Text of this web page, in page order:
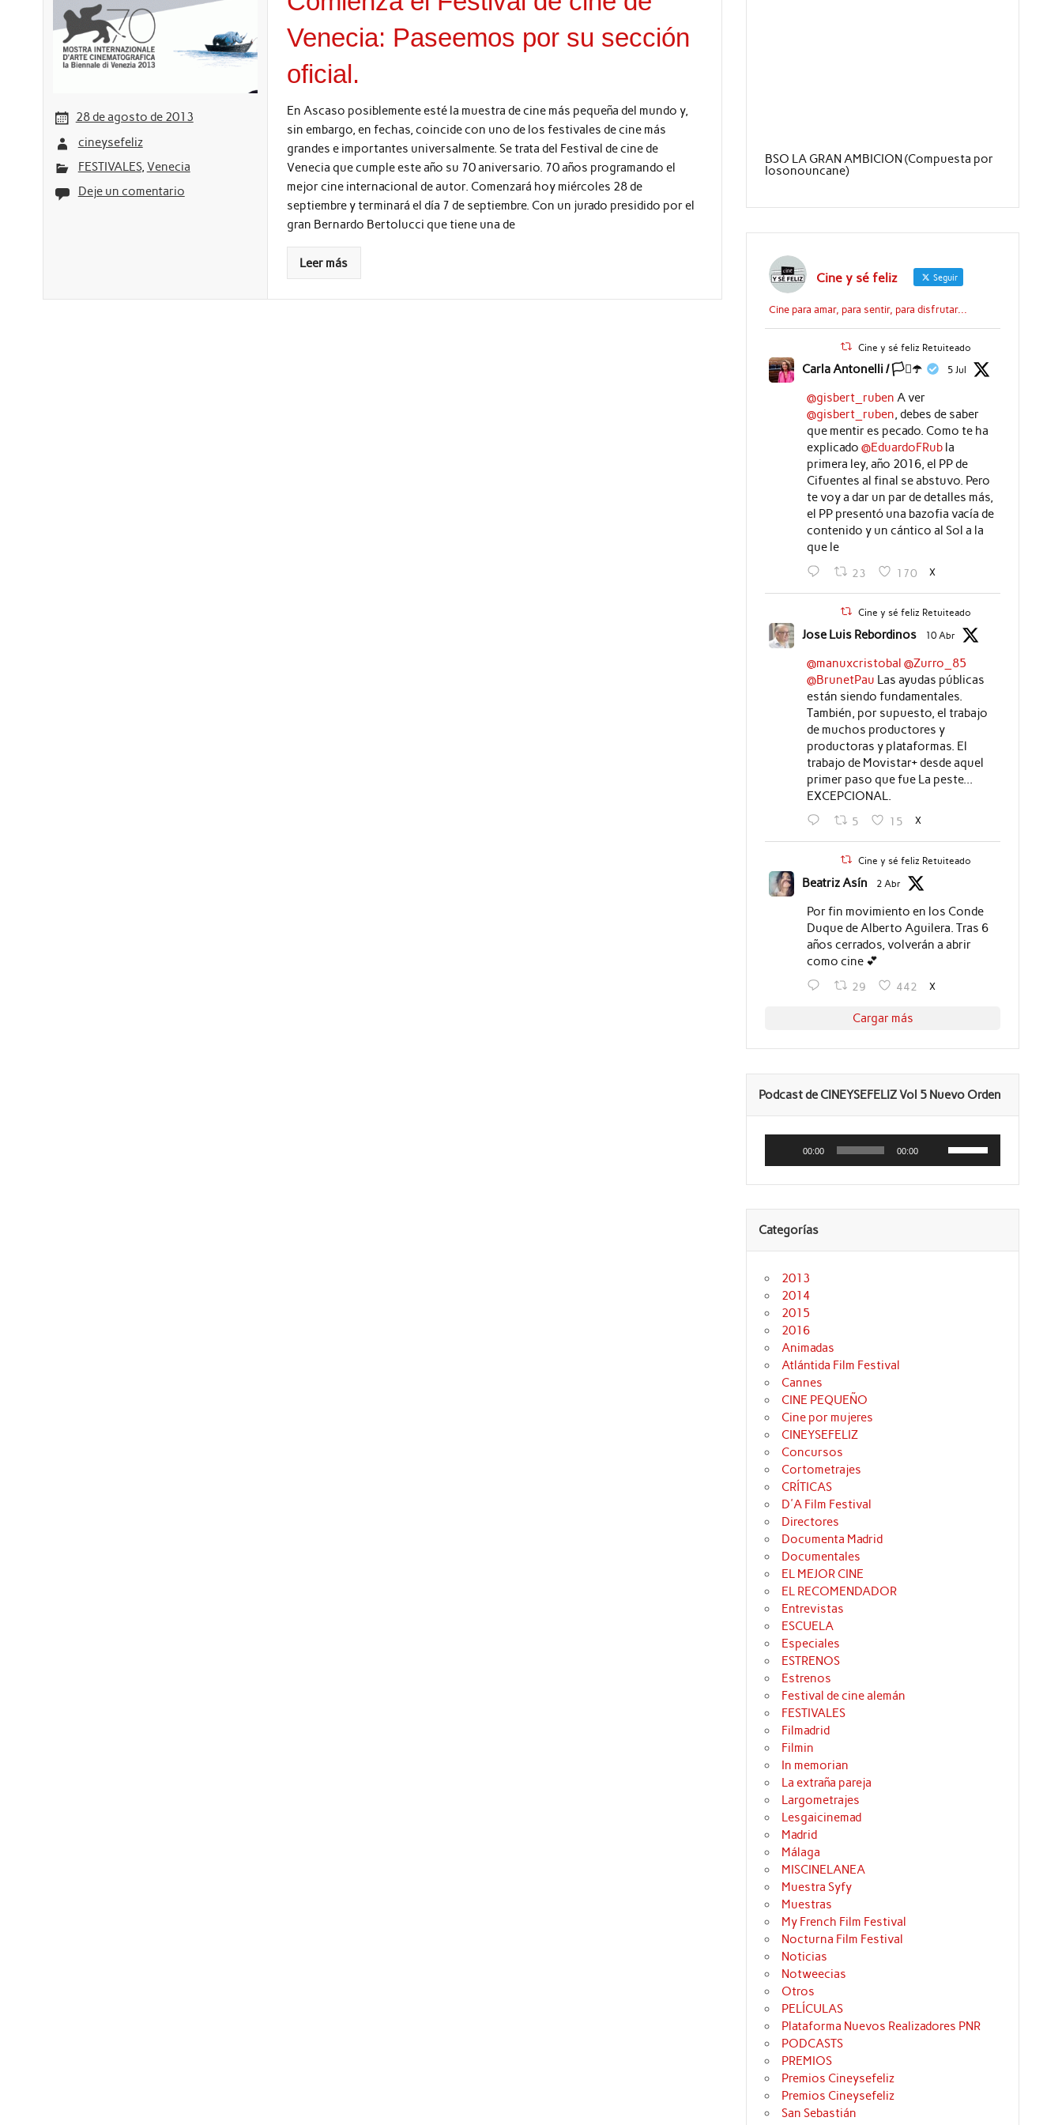
28 de agosto de 2013
cineysefeliz
FESTIVALES, Venecia
Deje un comentario
Venecia: Paseemos por su sección
oficial.
En Ascaso posiblemente esté la muestra de cine más pequeña del mundo y,
sin embargo, en fechas, coincide con uno de los festivales de cine más
grandes e importantes universalmente. Se trata del Festival de cine de
Venecia que cumple este año su 70 aniversario. 70 años programando el
mejor cine internacional de autor. Comenzará hoy miércoles 28 de
septiembre y terminará el día 7 de septiembre. Con un jurado presidido por el
gran Bernardo Bertolucci que tiene una de
Leer más
BSO LA GRAN AMBICION (Compuesta por
Iosonouncane)
Cine y sé feliz Seguir
Cine para amar, para sentir, para disfrutar...
Cine y sé feliz Retuiteado
Carla Antonelli / 🏳️‍⚧️☂️ 5 Jul
@gisbert_ruben A ver
@gisbert_ruben, debes de saber
que mentir es pecado. Como te ha
explicado @EduardoFRubla
primera ley, año 2016, el PP de
Cifuentes al final se abstuvo. Pero
te voy a dar un par de detalles más,
el PP presentó una bazofia vacía de
contenido y un cántico al Sol a la
que le
23 170 X
Cine y sé feliz Retuiteado
Jose Luis Rebordinos 10 Abr
@manuxcristobal @Zurro_85
@BrunetPau Las ayudas públicas
están siendo fundamentales.
También, por supuesto, el trabajo
de muchos productores y
productoras y plataformas. El
trabajo de Movistar+ desde aquel
primer paso que fue La peste...
EXCEPCIONAL.
5 15 X
Cine y sé feliz Retuiteado
Beatriz Asín 2 Abr
Por fin movimiento en los Conde
Duque de Alberto Aguilera. Tras 6
años cerrados, volverán a abrir
como cine 💕
29 442 X
Cargar más
Podcast de CINEYSEFELIZ Vol 5 Nuevo Orden
Reproductor
audio
00:00 00:00
las
teclas
flecha
para
Categorías
2013
2014
2015
2016
Animadas
Atlántida Film Festival
Cannes
CINE PEQUEÑO
Cine por mujeres
CINEYSEFELIZ
Concursos
Cortometrajes
CRÍTICAS
D'A Film Festival
Directores
Documenta Madrid
Documentales
EL MEJOR CINE
EL RECOMENDADOR
Entrevistas
ESCUELA
Especiales
ESTRENOS
Estrenos
Festival de cine alemán
FESTIVALES
Filmadrid
Filmin
In memorian
La extraña pareja
Largometrajes
Lesgaicinemad
Madrid
Málaga
MISCINELANEA
Muestra Syfy
Muestras
My French Film Festival
Nocturna Film Festival
Noticias
Notweecias
Otros
PELÍCULAS
Plataforma Nuevos Realizadores PNR
PODCASTS
PREMIOS
Premios Cineysefeliz
Premios Cineysefeliz
San Sebastián